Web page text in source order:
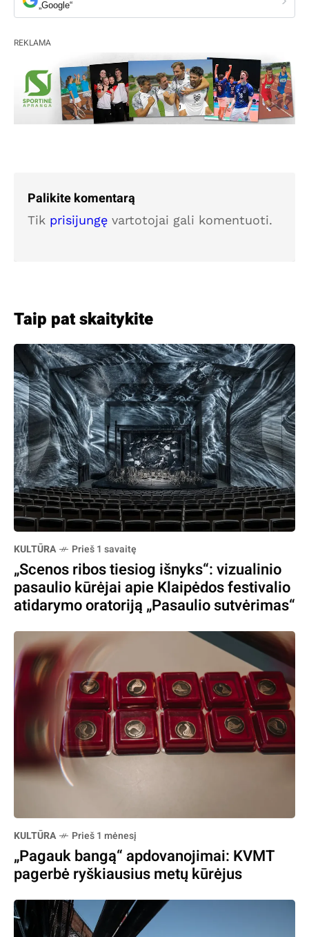
„Google“
REKLAMA
Palikite komentarą
Tik prisijungę vartotojai gali komentuoti.
Taip pat skaitykite
KULTŪRA Prieš 1 savaitę
„Scenos ribos tiesiog išnyks“: vizualinio
pasaulio kūrėjai apie Klaipėdos festivalio
atidarymo oratoriją „Pasaulio sutvėrimas“
KULTŪRA Prieš 1 mėnesį
„Pagauk bangą“ apdovanojimai: KVMT
pagerbė ryškiausius metų kūrėjus